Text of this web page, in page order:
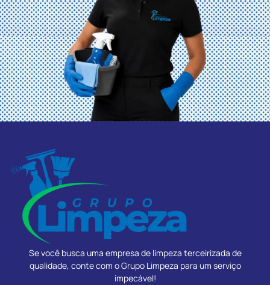
Se você busca uma empresa de limpeza terceirizada de
qualidade, conte com o Grupo Limpeza para um serviço
impecável!